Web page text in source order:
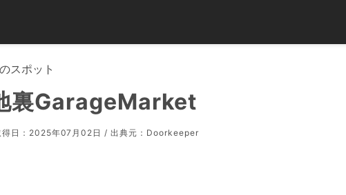
スポット
裏GarageMarket
得日：2025年07月02日 / 出典元： Doorkeeper